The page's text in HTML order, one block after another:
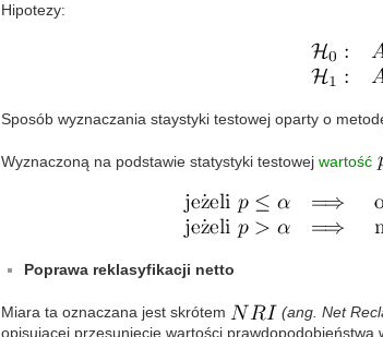
Hipotezy:
Sposób wyznaczania staystyki testowej oparty o
Wyznaczoną na podstawie statystyki testowej wartość
Poprawa reklasyfikacji netto
Miara ta oznaczana jest skrótem (ang. Net
opisującej przesunięcie wartości prawdopodobieństwa